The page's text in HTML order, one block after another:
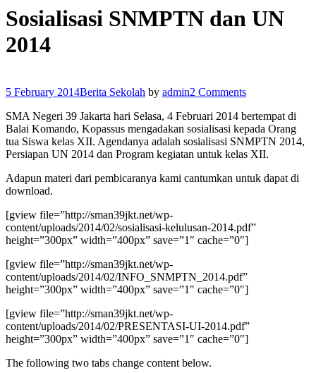
Sosialisasi SNMPTN dan UN
2014
5 February 2014Berita Sekolah by admin2 Comments
SMA Negeri 39 Jakarta hari Selasa, 4 Februari 2014 bertempat di
Balai Komando, Kopassus mengadakan sosialisasi kepada Orang
tua Siswa kelas XII. Agendanya adalah sosialisasi SNMPTN 2014,
Persiapan UN 2014 dan Program kegiatan untuk kelas XII.
Adapun materi dari pembicaranya kami cantumkan untuk dapat di
download.
[gview file=”http://sman39jkt.net/wp-
content/uploads/2014/02/sosialisasi-kelulusan-2014.pdf”
height=”300px” width=”400px” save=”1″ cache=”0″]
[gview file=”http://sman39jkt.net/wp-
content/uploads/2014/02/INFO_SNMPTN_2014.pdf”
height=”300px” width=”400px” save=”1″ cache=”0″]
[gview file=”http://sman39jkt.net/wp-
content/uploads/2014/02/PRESENTASI-UI-2014.pdf”
height=”300px” width=”400px” save=”1″ cache=”0″]
The following two tabs change content below.